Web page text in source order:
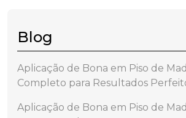
Blog
Aplicação de Bona em Piso de
Completo para Resultados
Aplicação de Bona em Piso de